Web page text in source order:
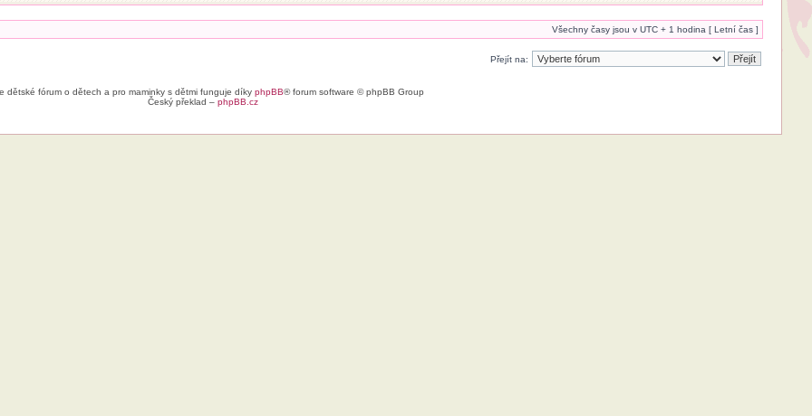
Všechny časy jsou v UTC + 1 hodina [ Letní čas ]
Přejít na:
dětské fórum o dětech a pro maminky s dětmi funguje díky phpBB® forum software © phpBB Group
Český překlad – phpBB.cz